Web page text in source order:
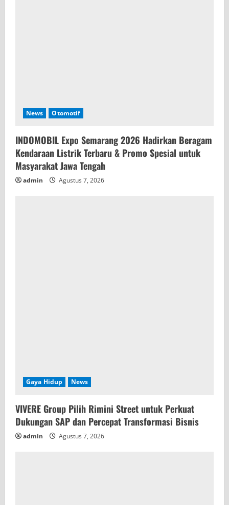
News Otomotif
INDOMOBIL Expo Semarang 2026 Hadirkan Beragam
Kendaraan Listrik Terbaru & Promo Spesial untuk
Masyarakat Jawa Tengah
admin Agustus 7, 2026
Gaya Hidup News
VIVERE Group Pilih Rimini Street untuk Perkuat
Dukungan SAP dan Percepat Transformasi Bisnis
admin Agustus 7, 2026